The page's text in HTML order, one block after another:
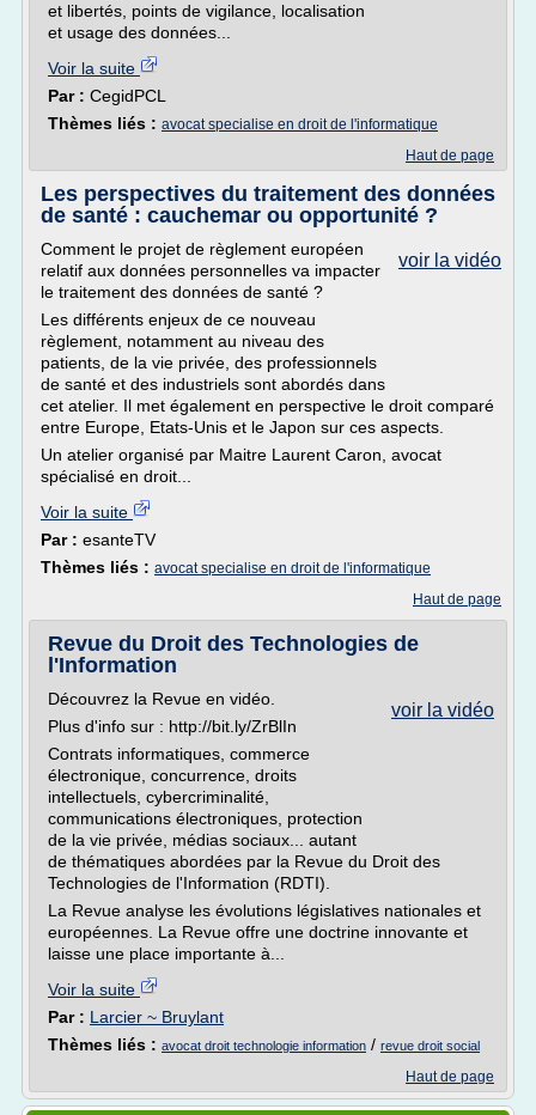
et libertés, points de vigilance, localisation
et usage des données...
Voir la suite
Par : CegidPCL
Thèmes liés : avocat specialise en droit de l'informatique
Haut de page
Les perspectives du traitement des données
de santé : cauchemar ou opportunité ?
voir la vidéo
Comment le projet de règlement européen
relatif aux données personnelles va impacter
le traitement des données de santé ?
Les différents enjeux de ce nouveau
règlement, notamment au niveau des
patients, de la vie privée, des professionnels
de santé et des industriels sont abordés dans
cet atelier. Il met également en perspective le droit comparé
entre Europe, Etats-Unis et le Japon sur ces aspects.
Un atelier organisé par Maitre Laurent Caron, avocat
spécialisé en droit...
Voir la suite
Par : esanteTV
Thèmes liés : avocat specialise en droit de l'informatique
Haut de page
Revue du Droit des Technologies de
l'Information
voir la vidéo
Découvrez la Revue en vidéo.
Plus d'info sur : http://bit.ly/ZrBlIn
Contrats informatiques, commerce
électronique, concurrence, droits
intellectuels, cybercriminalité,
communications électroniques, protection
de la vie privée, médias sociaux... autant
de thématiques abordées par la Revue du Droit des
Technologies de l'Information (RDTI).
La Revue analyse les évolutions législatives nationales et
européennes. La Revue offre une doctrine innovante et
laisse une place importante à...
Voir la suite
Par : Larcier ~ Bruylant
Thèmes liés : avocat droit technologie information / revue droit social
Haut de page